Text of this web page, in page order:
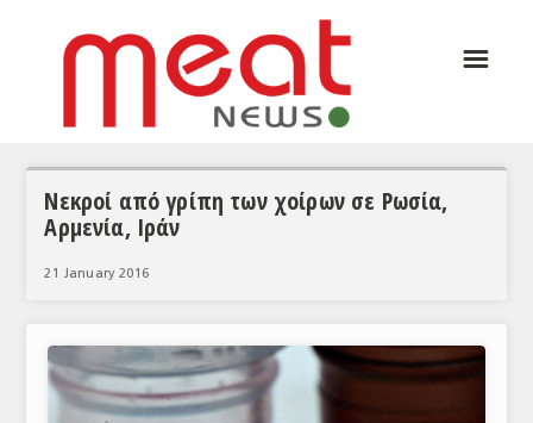
ΣΥΝΕΝΤΕΥΞΕΙΣ
ΘΕΜΑΤΑ
ΚΟΣΜΟΣ
☰
Νεκροί από γρίπη των χοίρων σε Ρωσία,
Αρμενία, Ιράν
21 January 2016